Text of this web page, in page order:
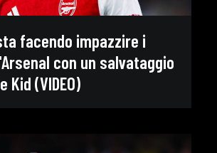
facendo impazzire i
con un salvataggio
Kid (VIDEO)